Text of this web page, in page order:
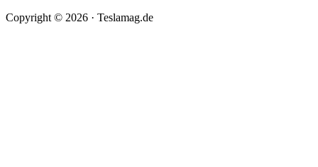
Copyright © 2026 · Teslamag.de